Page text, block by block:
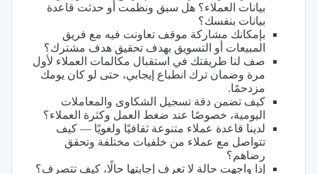
بيانات العملاء؟ هل سبق ونظمت أو حدثت قاعدة
بيانات بنفسك؟
بإمكانك مشاركة موقف تعاونت فيه مع فريق
المبيعات أو التسويق بهدف تحقيق هدف مشترك؟
صف لنا طريقتك في استقبال مكالمات العملاء لأول
مرة وضمان ترك انطباع إيجابي، حتى لو كان يومك
مزدحمًا.
كيف تضمن دقة تسجيل الشكاوى والمعاملات
اليومية، خصوصًا عند ضغط العمل وكثرة العملاء؟
لدينا قاعدة عملاء متنوعة ثقافيًا ولغويًا — كيف
تتواصل مع عملاء من خلفيات مختلفة وتحقق
رضاهم؟
إذا واجهت حالة لا تعرف إجابتها حالًا، كيف تتصرف؟